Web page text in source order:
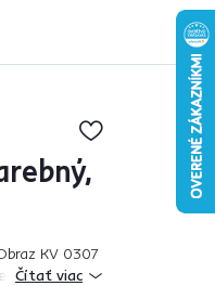
KV 0307
a
Čítať viac